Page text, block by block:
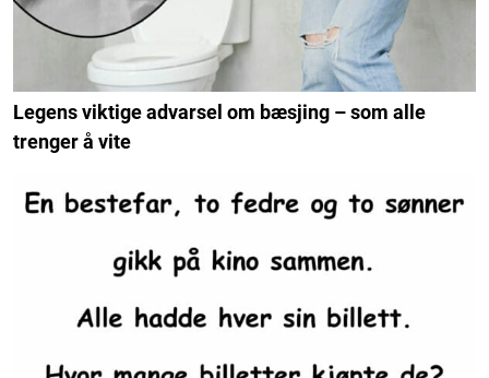
Legens viktige advarsel om bæsjing – som alle
trenger å vite